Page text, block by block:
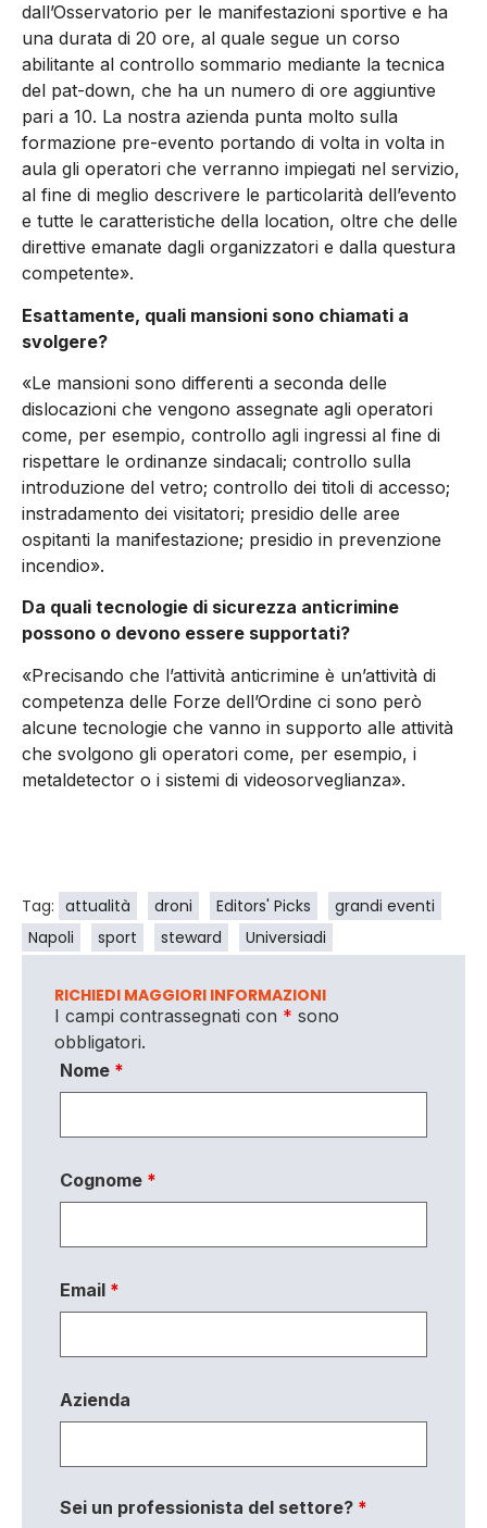
dall’Osservatorio per le manifestazioni sportive e ha
una durata di 20 ore, al quale segue un corso
abilitante al controllo sommario mediante la tecnica
del pat-down, che ha un numero di ore aggiuntive
pari a 10. La nostra azienda punta molto sulla
formazione pre-evento portando di volta in volta in
aula gli operatori che verranno impiegati nel servizio,
al fine di meglio descrivere le particolarità dell’evento
e tutte le caratteristiche della location, oltre che delle
direttive emanate dagli organizzatori e dalla questura
competente».
Esattamente, quali mansioni sono chiamati a
svolgere?
«Le mansioni sono differenti a seconda delle
dislocazioni che vengono assegnate agli operatori
come, per esempio, controllo agli ingressi al fine di
rispettare le ordinanze sindacali; controllo sulla
introduzione del vetro; controllo dei titoli di accesso;
instradamento dei visitatori; presidio delle aree
ospitanti la manifestazione; presidio in prevenzione
incendio».
Da quali tecnologie di sicurezza anticrimine
possono o devono essere supportati?
«Precisando che l’attività anticrimine è un’attività di
competenza delle Forze dell’Ordine ci sono però
alcune tecnologie che vanno in supporto alle attività
che svolgono gli operatori come, per esempio, i
metaldetector o i sistemi di videosorveglianza».
Tag: attualità droni Editors' Picks
grandi eventi
Napoli
sport steward Universiadi
RICHIEDI MAGGIORI INFORMAZIONI
I campi contrassegnati con * sono
obbligatori.
Nome *
Cognome *
Email *
Azienda
Sei un professionista del settore? *